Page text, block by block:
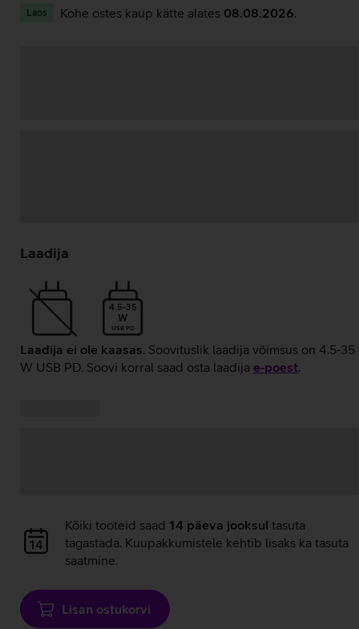
Laos Kohe ostes kaup kätte alates 08.08.2026
laadimine
Laadija
4.5-35
W
USB PD
Laadija ei ole kaasas. Soovituslik laadija võimsus on 4.5-35
W USB PD. Soovi korral saad osta laadija e‑poest.
Andmete
laadimine
Kõiki tooteid saad 14 päeva jooksul tasuta
tagastada. Kuupakkumistele kehtib lisaks ka tasuta
saatmine.
Lisan ostukorvi